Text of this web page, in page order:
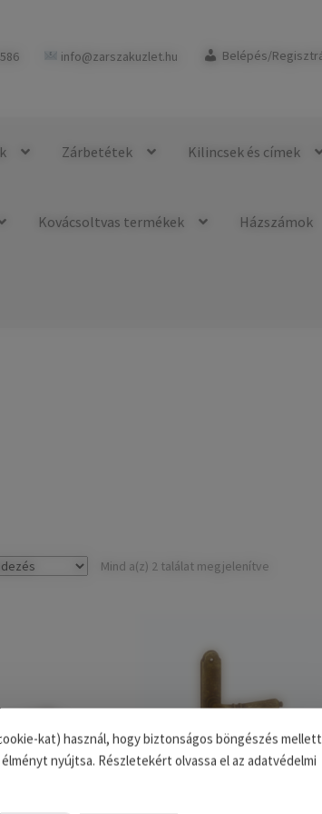
info@zarszakuzlet.hu Belépés/
Zárbetétek Kilincsek és címek
Kovácsoltvas termékek Házszámok
Mind a(z) 2 találat megjelenítve
kat) használ, hogy biztonságos böngészés
nyújtsa. Részletekért olvassa el az adatvédelmi